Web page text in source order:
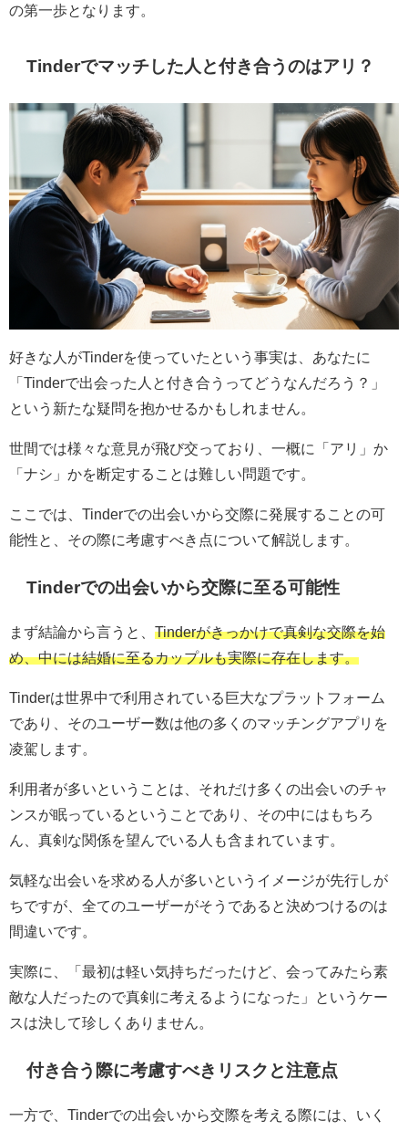
の第一歩となります。
Tinderでマッチした人と付き合うのはアリ？
好きな人がTinderを使っていたという事実は、あなたに
「Tinderで出会った人と付き合うってどうなんだろう？」
という新たな疑問を抱かせるかもしれません。
世間では様々な意見が飛び交っており、一概に「アリ」か
「ナシ」かを断定することは難しい問題です。
ここでは、Tinderでの出会いから交際に発展することの可
能性と、その際に考慮すべき点について解説します。
Tinderでの出会いから交際に至る可能性
まず結論から言うと、 Tinderがきっかけで真剣な交際を始
め、中には結婚に至るカップルも実際に存在します。
Tinderは世界中で利用されている巨大なプラットフォーム
であり、そのユーザー数は他の多くのマッチングアプリを
凌駕します。
利用者が多いということは、それだけ多くの出会いのチャ
ンスが眠っているということであり、その中にはもちろ
ん、真剣な関係を望んでいる人も含まれています。
気軽な出会いを求める人が多いというイメージが先行しが
ちですが、全てのユーザーがそうであると決めつけるのは
間違いです。
実際に、「最初は軽い気持ちだったけど、会ってみたら素
敵な人だったので真剣に考えるようになった」というケー
スは決して珍しくありません。
付き合う際に考慮すべきリスクと注意点
一方で、Tinderでの出会いから交際を考える際には、いく